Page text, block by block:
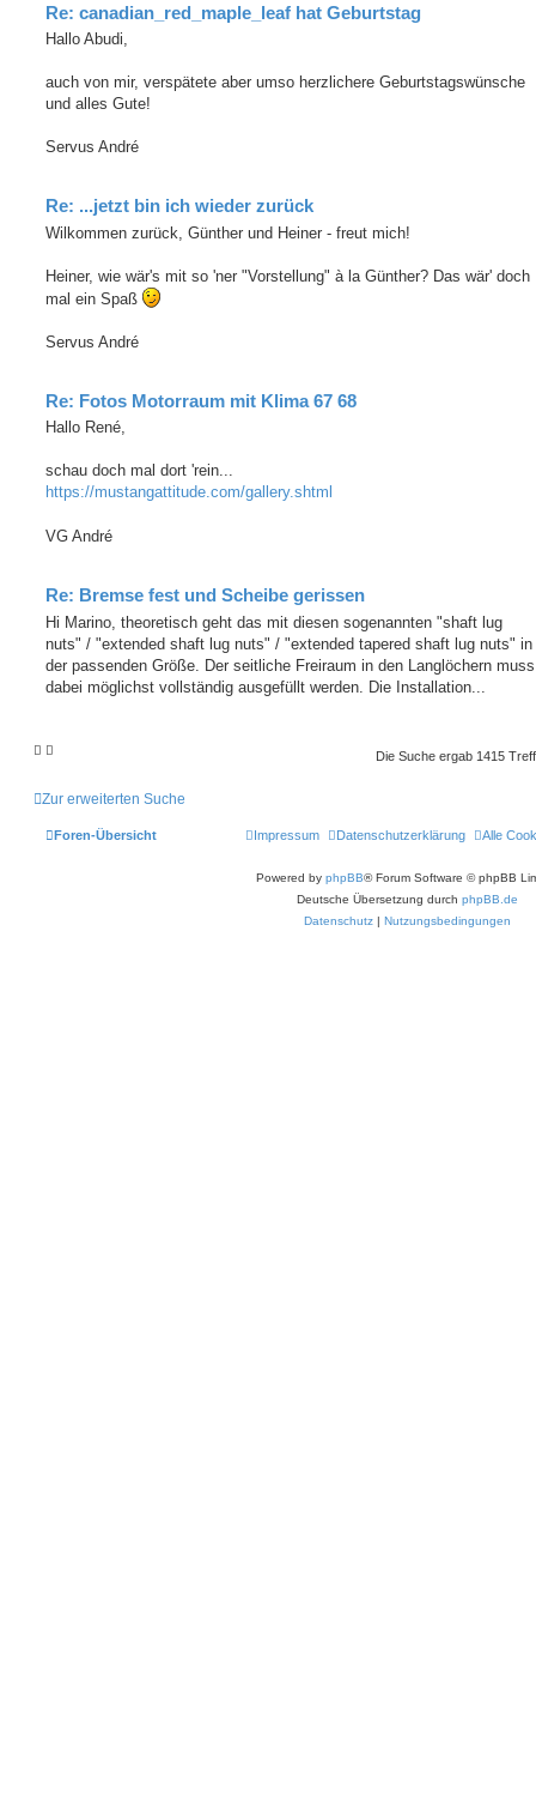
Re: canadian_red_maple_leaf hat Geburtstag
Hallo Abudi,
auch von mir, verspätete aber umso herzlichere Geburtstagswünsche
und alles Gute!
Servus André
Re: ...jetzt bin ich wieder zurück
Wilkommen zurück, Günther und Heiner - freut mich!
Heiner, wie wär's mit so 'ner "Vorstellung" à la Günther? Das wär' doch
mal ein Spaß
Servus André
Re: Fotos Motorraum mit Klima 67 68
Hallo René,
schau doch mal dort 'rein...
https://mustangattitude.com/gallery.shtml
VG André
Re: Bremse fest und Scheibe gerissen
Hi Marino, theoretisch geht das mit diesen sogenannten "shaft lug
nuts" / "extended shaft lug nuts" / "extended tapered shaft lug nuts" in
der passenden Größe. Der seitliche Freiraum in den Langlöchern muss
dabei möglichst vollständig ausgefüllt werden. Die Installation...
Die Suche ergab 1415
Zur erweiterten Suche
Foren-Übersicht Alle
Datenschutzerklärung
Impressum
Powered by phpBB® Forum Software © phpBB
Deutsche Übersetzung durch phpBB.de
Datenschutz | Nutzungsbedingungen